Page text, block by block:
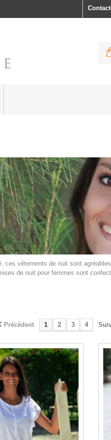
vêtements de nuit sont
de nuit pour femmes sont
Précédent 1 2 3 4